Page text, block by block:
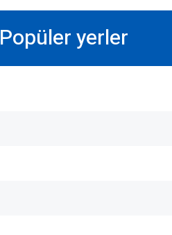
Popüler yerler